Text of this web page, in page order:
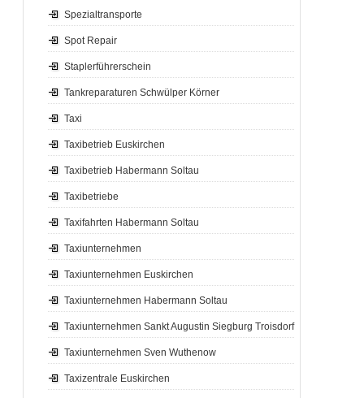
Spezialtransporte
Spot Repair
Staplerführerschein
Tankreparaturen Schwülper Körner
Taxi
Taxibetrieb Euskirchen
Taxibetrieb Habermann Soltau
Taxibetriebe
Taxifahrten Habermann Soltau
Taxiunternehmen
Taxiunternehmen Euskirchen
Taxiunternehmen Habermann Soltau
Taxiunternehmen Sankt Augustin Siegburg Troisdorf
Taxiunternehmen Sven Wuthenow
Taxizentrale Euskirchen